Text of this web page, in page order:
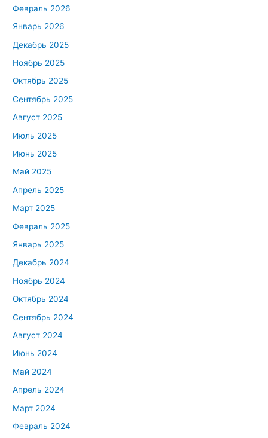
Февраль 2026
Январь 2026
Декабрь 2025
Ноябрь 2025
Октябрь 2025
Сентябрь 2025
Август 2025
Июль 2025
Июнь 2025
Май 2025
Апрель 2025
Март 2025
Февраль 2025
Январь 2025
Декабрь 2024
Ноябрь 2024
Октябрь 2024
Сентябрь 2024
Август 2024
Июнь 2024
Май 2024
Апрель 2024
Март 2024
Февраль 2024